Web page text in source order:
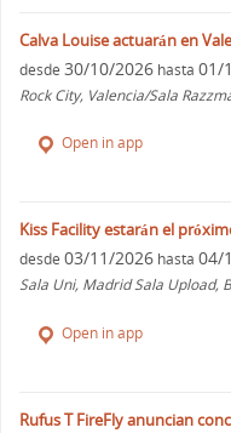
Calva Louise actuarán en
desde 30/10/2026 hasta 01/
Rock City, Valencia/Sala
Open in app
Kiss Facility estarán el
desde 03/11/2026 hasta 04/
Sala Uni, Madrid Sala Upload,
Open in app
Rufus T FireFly anuncian